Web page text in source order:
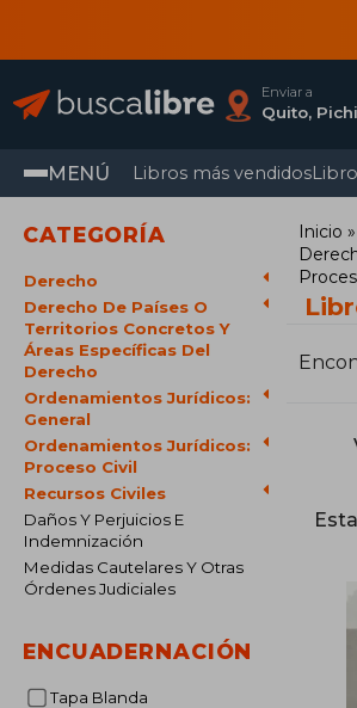
Enviar a
Quito,
MENÚ Libros más vendidos
CATEGORÍA
Derecho
Derecho De Países O
Territorios Concretos Y
Áreas Específicas Del
Derecho
Ordenamientos Jurídicos:
General
Ordenamientos Jurídicos:
Proceso Civil
Recursos Civiles
Daños Y Perjuicios E
Indemnización
Medidas Cautelares Y Otras
Órdenes Judiciales
ENCUADERNACIÓN
Tapa Blanda
Inicio